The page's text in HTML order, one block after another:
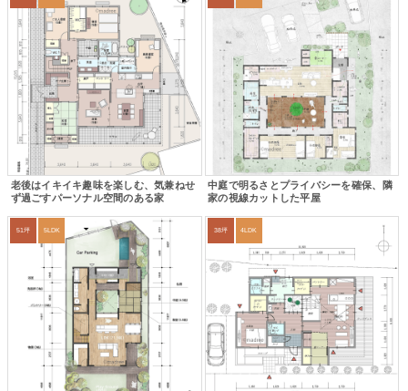
老後はイキイキ趣味を楽しむ、気兼ねせ
ず過ごすパーソナル空間のある家
中庭で明るさとプライバシーを確保、隣
家の視線カットした平屋
51坪 5LDK 38坪 4LDK